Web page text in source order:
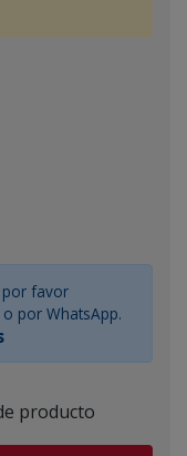
por favor
por WhatsApp.
producto